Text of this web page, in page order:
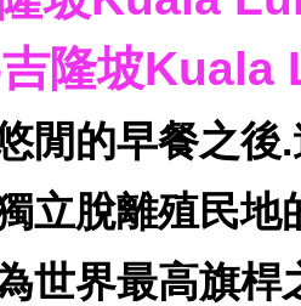
隆坡
閒的早餐之
立脫離殖民地
世界最高旗桿